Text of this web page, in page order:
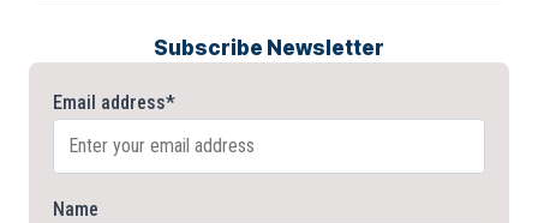
Subscribe Newsletter
Email address*
Name